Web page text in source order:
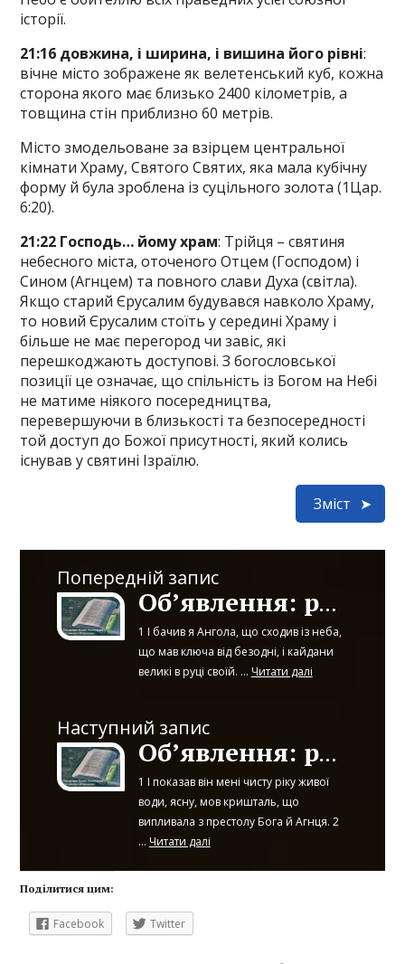
історії.
21:16 довжина, і ширина, і вишина його рівні:
вічне місто зображене як велетенський куб, кожна
сторона якого має близько 2400 кілометрів, а
товщина стін приблизно 60 метрів.
Місто змодельоване за взірцем центральної
кімнати Храму, Святого Святих, яка мала кубічну
форму й була зроблена із суцільного золота (1Цар.
6:20).
21:22 Господь… йому храм: Трійця – святиня
небесного міста, оточеного Отцем (Господом) і
Сином (Агнцем) та повного слави Духа (світла).
Якщо старий Єрусалим будувався навколо Храму,
то новий Єрусалим стоїть у середині Храму і
більше не має перегород чи завіс, які
перешкоджають доступові. З богословської
позиції це означає, що спільність із Богом на Небі
не матиме ніякого посередництва,
перевершуючи в близькості та безпосередності
той доступ до Божої присутності, який колись
існував у святині Ізраїлю.
Зміст
Попередній запис
Об’явлення: розділ 20
1 І бачив я Ангола, що сходив із неба,
що мав ключа від безодні, і кайдани
великі в руці своїй. ... Читати далі
Наступний запис
Об’явлення: розділ 22
1 І показав він мені чисту ріку живої
води, ясну, мов кришталь, що
випливала з престолу Бога й Агнця. 2
... Читати далі
Поділитися цим:
Facebook Twitter